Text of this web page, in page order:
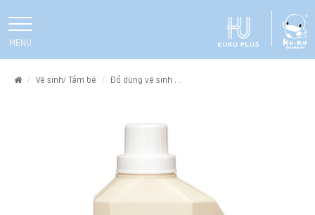
MENU
HomeVệ sinh/ Tắm bé Đồ dùng vệ sinh